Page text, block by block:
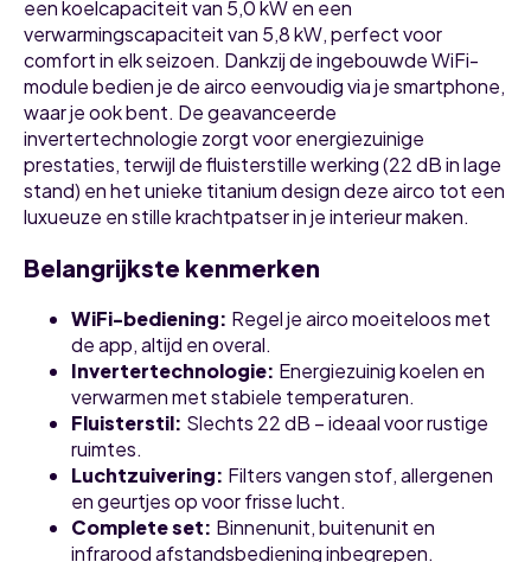
een koelcapaciteit van 5,0 kW en een
verwarmingscapaciteit van 5,8 kW, perfect voor
comfort in elk seizoen. Dankzij de ingebouwde WiFi-
module bedien je de airco eenvoudig via je smartphone,
waar je ook bent. De geavanceerde
invertertechnologie zorgt voor energiezuinige
prestaties, terwijl de fluisterstille werking (22 dB in lage
stand) en het unieke titanium design deze airco tot een
luxueuze en stille krachtpatser in je interieur maken.
Belangrijkste kenmerken
WiFi-bediening: Regel je airco moeiteloos met
de app, altijd en overal.
Invertertechnologie: Energiezuinig koelen en
verwarmen met stabiele temperaturen.
Fluisterstil: Slechts 22 dB – ideaal voor rustige
ruimtes.
Luchtzuivering: Filters vangen stof, allergenen
en geurtjes op voor frisse lucht.
Complete set: Binnenunit, buitenunit en
infrarood afstandsbediening inbegrepen.